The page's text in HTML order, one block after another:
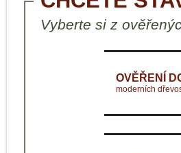
Vyberte si z
OVĚŘENÍ
moderních